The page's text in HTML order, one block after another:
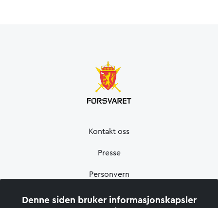
Denne siden bruker informasjonskapsler
Kontakt oss
Presse
Personvern
Informasjonskapsler